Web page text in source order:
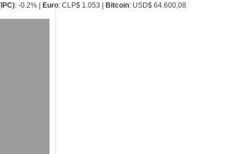
: -0.2% | Euro: CLP$ 1.053 | Bitcoin: USD$ 64.600,08